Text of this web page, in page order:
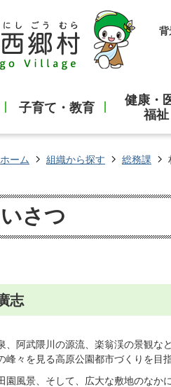
背
子育て・教育
健康・
福祉
ホーム 組織から探す 総務課
さつ
志
、阿武隈川の源流、楽翁渓の景観な
峰々を見る高原公園都市づくりを目
園風景、そして、広大な敷地のなか